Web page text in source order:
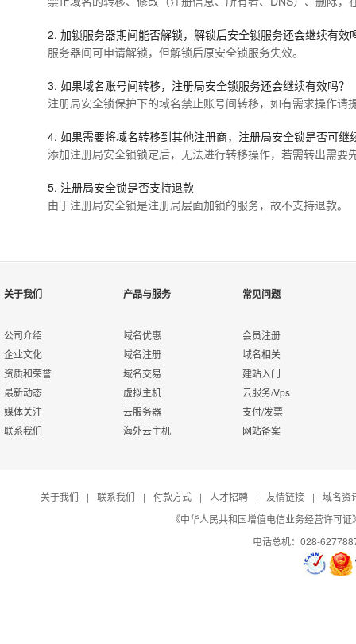
2. 加锁服务器期间能否解锁，解锁后安全锁服务还会继续有效
服务器间可申请解锁，但解锁后原安全锁服务失效。
3. 如果域名账号间转移，注册局安全锁服务还会继续有效吗？
注册局安全锁保护下的域名禁止账号间转移，如有需求操作
4. 如果需要将域名转移到其他注册商，注册局安全锁是否可继
添加注册局安全锁锁定后，无法进行转移操作，若需转出需要
5. 注册局安全锁是否支持退款
由于注册局安全锁是注册局层面加锁的服务，故不支持退款。
关于我们
公司介绍
企业文化
资质和荣誉
最新动态
媒体关注
联系我们
产品与服务
域名优惠
域名注册
域名交易
虚拟主机
云服务器
海外云主机
常见问题
会员注册
域名相关
建站入门
云服务/Vps
支付/发票
网站备案
关于我们 | 联系我们 | 付款方式 | 人才招聘 | 友情链接 |
域名资
《中华人民共和国增值电信业务经营许可
电话总机：028-